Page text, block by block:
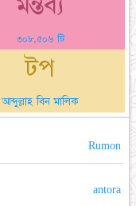
৩০৮,৫০৬ টি
টপ
আব্দুল্লাহ বিন মালিক
Rumon
antora